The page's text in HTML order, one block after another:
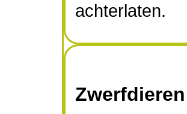
achterlaten.